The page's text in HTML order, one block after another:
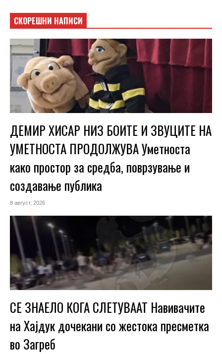
СКОРЕШНИ НАПИСИ
ДЕМИР ХИСАР НИЗ БОИТЕ И ЗВУЦИТЕ НА
УМЕТНОСТА ПРОДОЛЖУВА Уметноста
како простор за средба, поврзување и
создавање публика
8 август, 2026
СЕ ЗНАЕЛО КОГА СЛЕТУВААТ Навивачите
на Хајдук дочекани со жестока пресметка
во Загреб